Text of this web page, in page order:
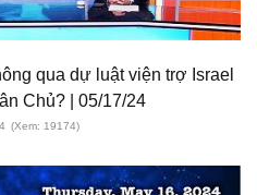
qua dự luật viện trợ Israel
Chủ? | 05/17/24
(Xem: 19174)